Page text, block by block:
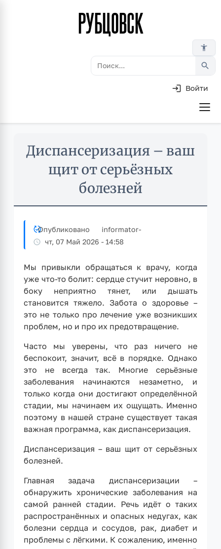
РУБЦОВСК
accessibility_new
search
Войти
Диспансеризация – ваш
щит от серьёзных
болезней
Опубликовано informator-
чт, 07 Май 2026 - 14:58
Мы привыкли обращаться к врачу, когда
уже что-то болит: сердце стучит неровно, в
боку неприятно тянет, или дышать
становится тяжело. Забота о здоровье –
это не только про лечение уже возникших
проблем, но и про их предотвращение.
Часто мы уверены, что раз ничего не
беспокоит, значит, всё в порядке. Однако
это не всегда так. Многие серьёзные
заболевания начинаются незаметно, и
только когда они достигают определённой
стадии, мы начинаем их ощущать. Именно
поэтому в нашей стране существует такая
важная программа, как диспансеризация.
Диспансеризация – ваш щит от серьёзных
болезней.
Главная задача диспансеризации –
обнаружить хронические заболевания на
самой ранней стадии. Речь идёт о таких
распространённых и опасных недугах, как
болезни сердца и сосудов, рак, диабет и
проблемы с лёгкими. К сожалению, именно